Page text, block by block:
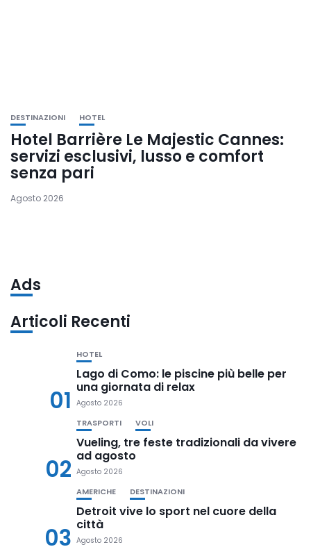
DESTINAZIONI HOTEL
Hotel Barrière Le Majestic Cannes:
servizi esclusivi, lusso e comfort
senza pari
Agosto 2026
Ads
Articoli Recenti
01
HOTEL
Lago di Como: le piscine più belle per
una giornata di relax
Agosto 2026
02
TRASPORTI VOLI
Vueling, tre feste tradizionali da vivere
ad agosto
Agosto 2026
03
AMERICHE DESTINAZIONI
Detroit vive lo sport nel cuore della
città
Agosto 2026